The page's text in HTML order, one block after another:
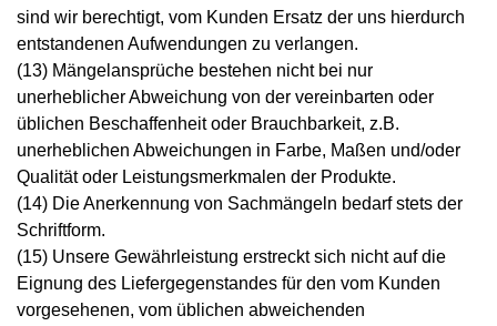
sind wir berechtigt, vom Kunden Ersatz der uns hierdurch
entstandenen Aufwendungen zu verlangen.
(13) Mängelansprüche bestehen nicht bei nur
unerheblicher Abweichung von der vereinbarten oder
üblichen Beschaffenheit oder Brauchbarkeit, z.B.
unerheblichen Abweichungen in Farbe, Maßen und/oder
Qualität oder Leistungsmerkmalen der Produkte.
(14) Die Anerkennung von Sachmängeln bedarf stets der
Schriftform.
(15) Unsere Gewährleistung erstreckt sich nicht auf die
Eignung des Liefergegenstandes für den vom Kunden
vorgesehenen, vom üblichen abweichenden